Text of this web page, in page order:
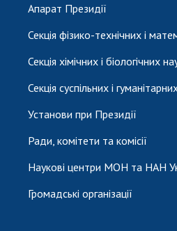
Апарат Президії
Секція фізико-технічних і
Секція хімічних і біологічних
Секція суспільних і
Установи при Президії
Ради, комітети та комісії
Наукові центри МОН та НАН
Громадські організації